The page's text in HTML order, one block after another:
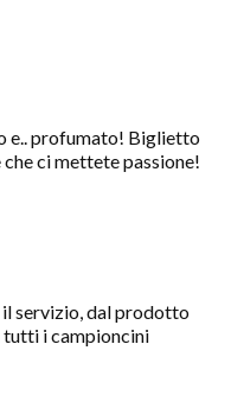
e.. profumato! Biglietto
ci mettete passione!
servizio, dal prodotto
tutti i campioncini